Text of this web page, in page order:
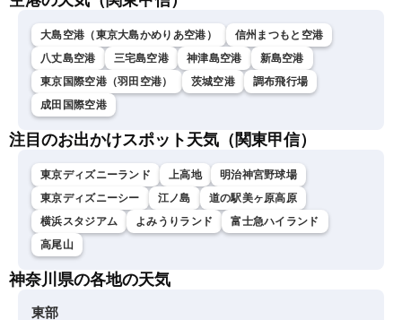
大島空港（東京大島かめりあ空港）
信州まつもと空港
八丈島空港
三宅島空港 神津島空港
新島空港
東京国際空港（羽田空港）
茨城空港
調布飛行場
成田国際空港
注目のお出かけスポット天気（関東甲信）
東京ディズニーランド 上高地
明治神宮野球場
東京ディズニーシー
江ノ島
道の駅美ヶ原高原
横浜スタジアム
よみうりランド
富士急ハイランド
高尾山
神奈川県の各地の天気
東部